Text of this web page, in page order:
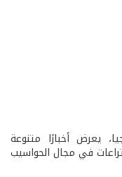
يعرض أخبارًا متنوعة
في مجال الحواسيب